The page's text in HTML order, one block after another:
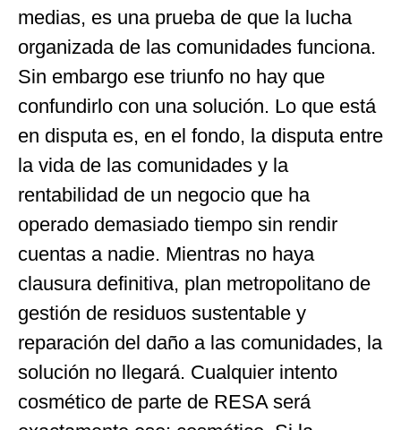
medias, es una prueba de que la lucha
organizada de las comunidades funciona.
Sin embargo ese triunfo no hay que
confundirlo con una solución. Lo que está
en disputa es, en el fondo, la disputa entre
la vida de las comunidades y la
rentabilidad de un negocio que ha
operado demasiado tiempo sin rendir
cuentas a nadie. Mientras no haya
clausura definitiva, plan metropolitano de
gestión de residuos sustentable y
reparación del daño a las comunidades, la
solución no llegará. Cualquier intento
cosmético de parte de RESA será